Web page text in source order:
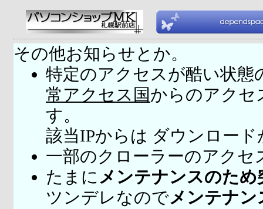
その他お知らせとか。
特定のアクセスが酷い状態
常アクセス国からのアクセ
す。
該当IPからは ダウンロー
一部のクローラーのアクセ
たまに メンテナンスのため
ツンデレなのでメンテナ